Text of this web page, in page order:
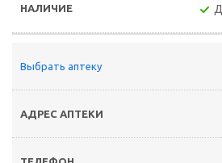
Выбрать аптеку